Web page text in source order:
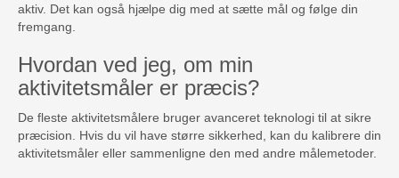
aktiv. Det kan også hjælpe dig med at sætte mål og følge din
fremgang.
Hvordan ved jeg, om min
aktivitetsmåler er præcis?
De fleste aktivitetsmålere bruger avanceret teknologi til at sikre
præcision. Hvis du vil have større sikkerhed, kan du kalibrere din
aktivitetsmåler eller sammenligne den med andre målemetoder.